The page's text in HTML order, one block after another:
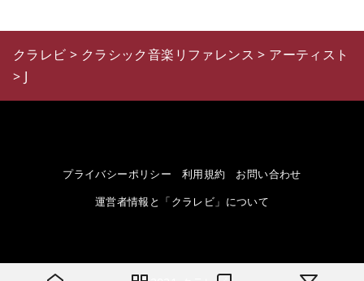
クラレビ > クラシック音楽リファレンス > アーティスト
> J
プライバシーポリシー 利用規約
お問い合わせ
運営者情報と「クラレビ」について